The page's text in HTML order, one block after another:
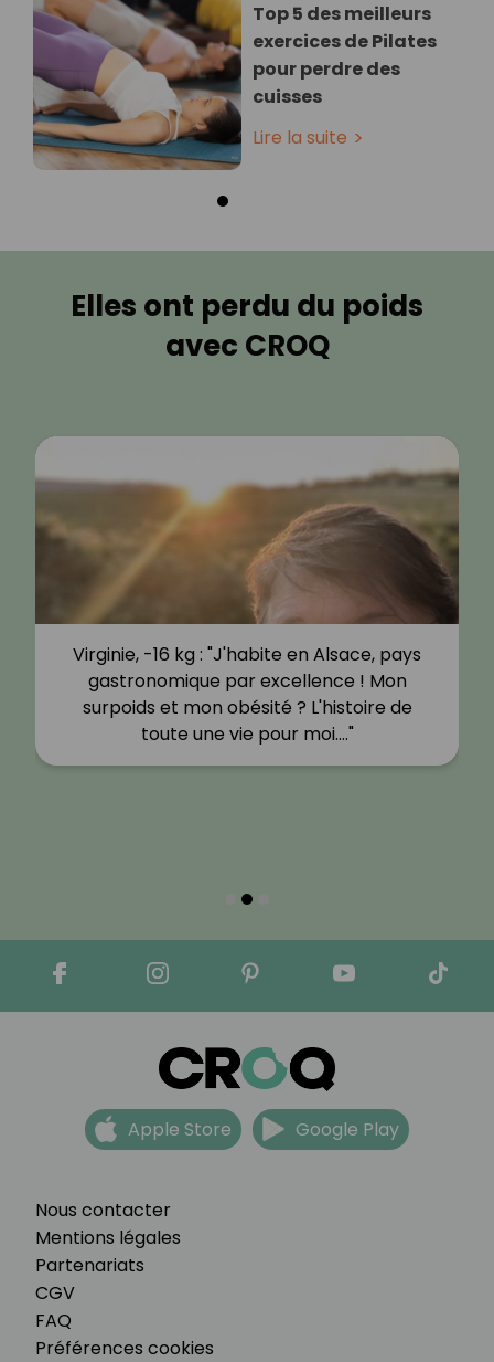
Top 5 des meilleurs
exercices de Pilates
pour perdre des
cuisses
Lire la suite
Elles ont perdu du poids
avec CROQ
Virginie, -16 kg : "J'habite en Alsace, pays
gastronomique par excellence ! Mon
surpoids et mon obésité ? L'histoire de
toute une vie pour moi.…"
Nous contacter
Mentions légales
Partenariats
CGV
FAQ
Préférences cookies
Apple Store Google Play